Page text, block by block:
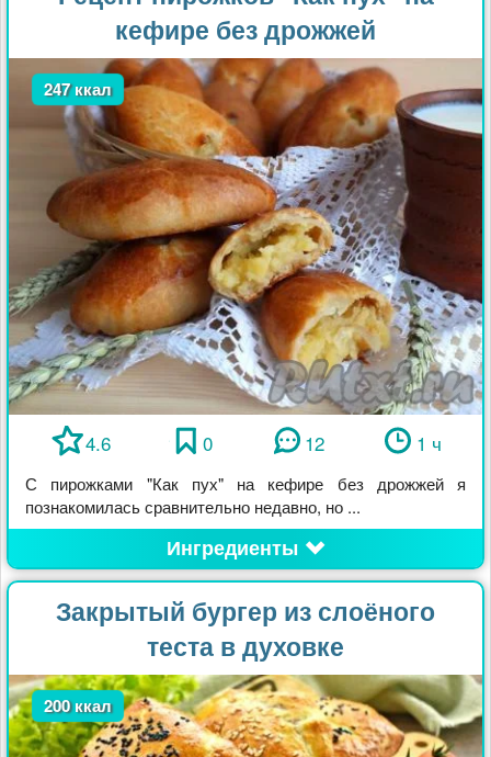
кефире без дрожжей
247 ккал
4.6 0 12 1 ч
С пирожками "Как пух" на кефире без дрожжей я
познакомилась сравнительно недавно, но ...
Ингредиенты
Закрытый бургер из слоёного
теста в духовке
200 ккал